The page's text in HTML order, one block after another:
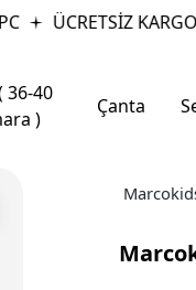
ÜCRETSİZ KARGO
36-40
)
Çanta